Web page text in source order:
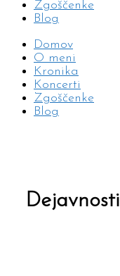
Zgoščenke
Blog
Domov
O meni
Kronika
Koncerti
Zgoščenke
Blog
Dejavnosti